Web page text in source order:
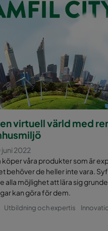
virtuell värld med
2022
köper våra produkter som är
behöver de heller inte vara.
alla möjlighet att lära sig
kan göra för dem.
Utbildning och expertis